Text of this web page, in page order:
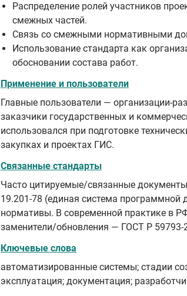
Распределение ролей участников
смежных частей.
Связь со смежными нормативными
Использование стандарта как
обосновании состава работ.
Применение и пользователи
Главные пользователи — организации-
заказчики государственных и
использовался при подготовке
закупках и проектах ГИС.
Связанные стандарты
Часто цитируемые/связанные
19.201‑78 (единая система программной
нормативы. В современной практике в
заменители/обновления — ГОСТ Р
Ключевые слова
автоматизированные системы; стадии
эксплуатация; документация;